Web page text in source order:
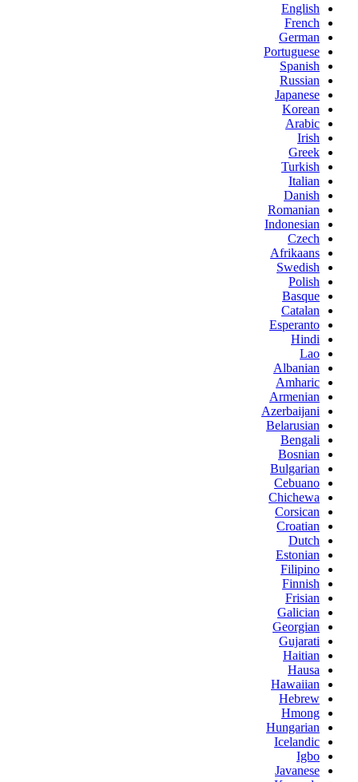
English
French
German
Portuguese
Spanish
Russian
Japanese
Korean
Arabic
Irish
Greek
Turkish
Italian
Danish
Romanian
Indonesian
Czech
Afrikaans
Swedish
Polish
Basque
Catalan
Esperanto
Hindi
Lao
Albanian
Amharic
Armenian
Azerbaijani
Belarusian
Bengali
Bosnian
Bulgarian
Cebuano
Chichewa
Corsican
Croatian
Dutch
Estonian
Filipino
Finnish
Frisian
Galician
Georgian
Gujarati
Haitian
Hausa
Hawaiian
Hebrew
Hmong
Hungarian
Icelandic
Igbo
Javanese